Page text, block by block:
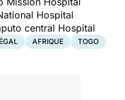
Hospital
central Hospital
AFRIQUE
TOGO